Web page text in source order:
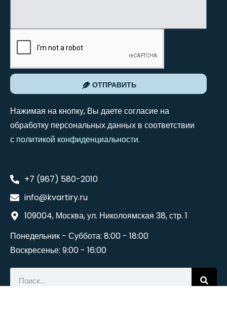
ОТПРАВИТЬ
Нажимая на кнопку, Вы даете согласие на
обработку персональных данных в соответствии
с политикой конфиденциальности.
+7 (967) 580-2010
info@kvartiry.ru
109004, Москва, ул. Николоямская 38, стр. 1
Понедельник - Суббота: 8:00 - 18:00
Воскресенье: 9:00 - 16:00